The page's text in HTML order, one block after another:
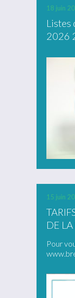
18 juin
Listes
2026
15 juin
DE
Pour